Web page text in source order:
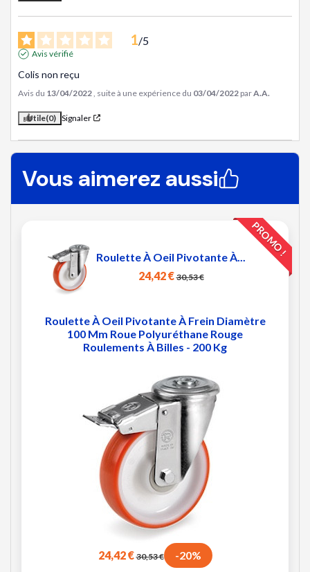
1/5
Avis vérifié
Colis non reçu
Avis du 13/04/2022 , suite à une expérience du 03/04/2022 parA.A.
Utile(0) Signaler
Vous aimerez aussi
Roulette À Oeil Pivotante À...
24,42 €30,53 €
Roulette À Oeil Pivotante À Frein Diamètre
100 Mm Roue Polyuréthane Rouge
Roulements À Billes - 200 Kg
24,42 €30,53 € -20%
PROMO !